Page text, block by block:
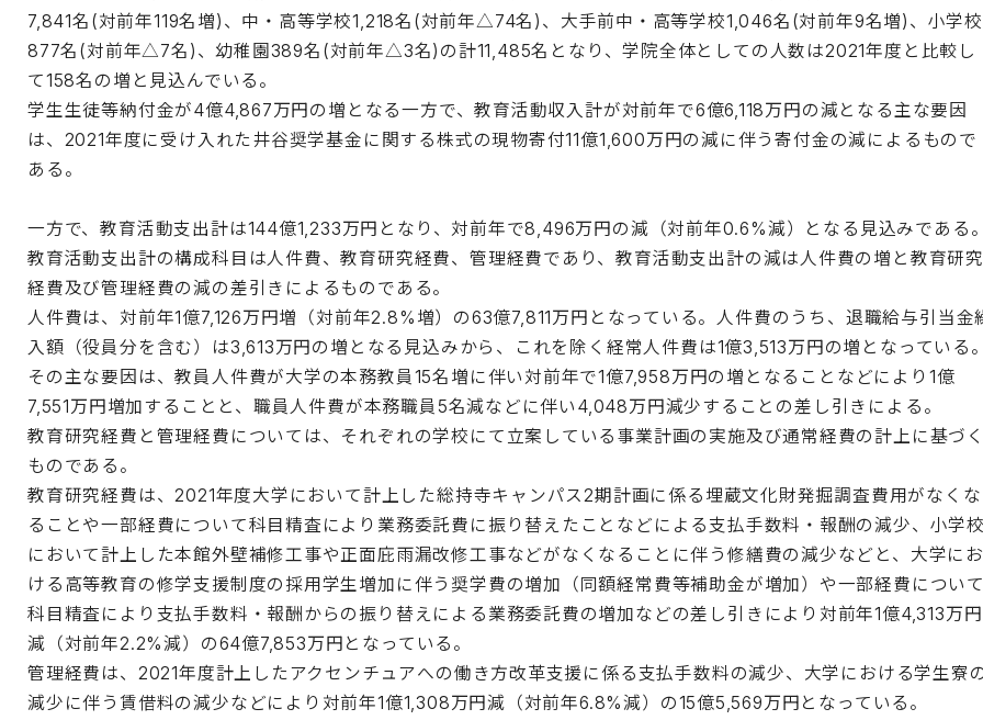
7,841名(対前年119名増)、中・高等学校1,218名(対前年△74名)、大手前中・高等学校1,046名(対前年9名増)、小学校
877名(対前年△7名)、幼稚園389名(対前年△3名)の計11,485名となり、学院全体としての人数は2021年度と比較し
て158名の増と見込んでいる。
学生生徒等納付金が4億4,867万円の増となる一方で、教育活動収入計が対前年で6億6,118万円の減となる主な要因
は、2021年度に受け入れた井谷奨学基金に関する株式の現物寄付11億1,600万円の減に伴う寄付金の減によるもので
ある。
一方で、教育活動支出計は144億1,233万円となり、対前年で8,496万円の減（対前年0.6%減）となる見込みである。
教育活動支出計の構成科目は人件費、教育研究経費、管理経費であり、教育活動支出計の減は人件費の増と教育研究
経費及び管理経費の減の差引きによるものである。
人件費は、対前年1億7,126万円増（対前年2.8%増）の63億7,811万円となっている。人件費のうち、退職給与引当金
入額（役員分を含む）は3,613万円の増となる見込みから、これを除く経常人件費は1億3,513万円の増となっている。
その主な要因は、教員人件費が大学の本務教員15名増に伴い対前年で1億7,958万円の増となることなどにより1億
7,551万円増加することと、職員人件費が本務職員5名減などに伴い4,048万円減少することの差し引きによる。
教育研究経費と管理経費については、それぞれの学校にて立案している事業計画の実施及び通常経費の計上に基づく
ものである。
教育研究経費は、2021年度大学において計上した総持寺キャンパス2期計画に係る埋蔵文化財発掘調査費用がなくな
ることや一部経費について科目精査により業務委託費に振り替えたことなどによる支払手数料・報酬の減少、小学校
において計上した本館外壁補修工事や正面庇雨漏改修工事などがなくなることに伴う修繕費の減少などと、大学にお
ける高等教育の修学支援制度の採用学生増加に伴う奨学費の増加（同額経常費等補助金が増加）や一部経費について
科目精査により支払手数料・報酬からの振り替えによる業務委託費の増加などの差し引きにより対前年1億4,313万円
減（対前年2.2%減）の64億7,853万円となっている。
管理経費は、2021年度計上したアクセンチュアへの働き方改革支援に係る支払手数料の減少、大学における学生寮
減少に伴う賃借料の減少などにより対前年1億1,308万円減（対前年6.8%減）の15億5,569万円となっている。